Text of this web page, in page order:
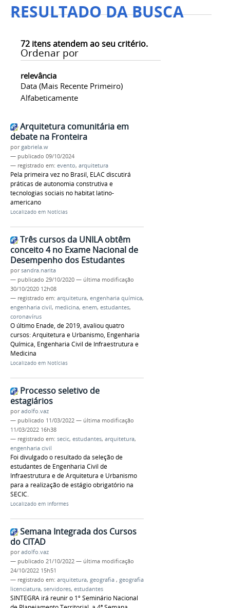
RESULTADO DA BUSCA
72 itens atendem ao seu critério.
Ordenar por
relevância
Data (mais Recente Primeiro)
Alfabeticamente
Arquitetura comunitária em
debate na Fronteira
porgabriela.w
— publicado 09/10/2024
— registrado em: evento, arquitetura
Pela primeira vez no Brasil, ELAC discutirá
práticas de autonomia construtiva e
tecnologias sociais no habitat latino-
americano
Localizado em Notícias
Três cursos da UNILA obtêm
conceito 4 no Exame Nacional de
Desempenho dos Estudantes
porsandra.narita
— publicado 29/10/2020 — última modificação
30/10/2020 12h08
— registrado em: arquitetura, engenharia química,
engenharia civil, medicina, enem, estudantes,
coronavírus
O último Enade, de 2019, avaliou quatro
cursos: Arquitetura e Urbanismo, Engenharia
Química, Engenharia Civil de Infraestrutura e
Medicina
Localizado em Notícias
Processo seletivo de
estagiários
poradolfo.vaz
— publicado 11/03/2022 — última modificação
11/03/2022 16h38
— registrado em: secic, estudantes, arquitetura,
engenharia civil
Foi divulgado o resultado da seleção de
estudantes de Engenharia Civil de
Infraestrutura e de Arquitetura e Urbanismo
para a realização de estágio obrigatório na
SECIC.
Localizado em Informes
Semana Integrada dos Cursos
do CITAD
poradolfo.vaz
— publicado 21/10/2022 — última modificação
24/10/2022 15h51
— registrado em: arquitetura, geografia , geografia
licenciatura, servidores, estudantes
SINTEGRA irá reunir o 1º Seminário Nacional